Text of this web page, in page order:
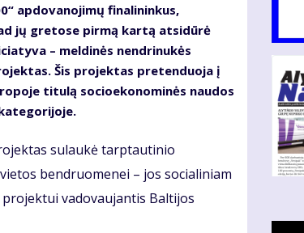
apdovanojimų finalininkus,
jų gretose pirmą kartą atsidūrė
– meldinės nendrinukės
Šis projektas pretenduoja į
titulą socioekonominės naudos
sulaukė tarptautinio
bendruomenei – jos socialiniam
vadovaujantis Baltijos